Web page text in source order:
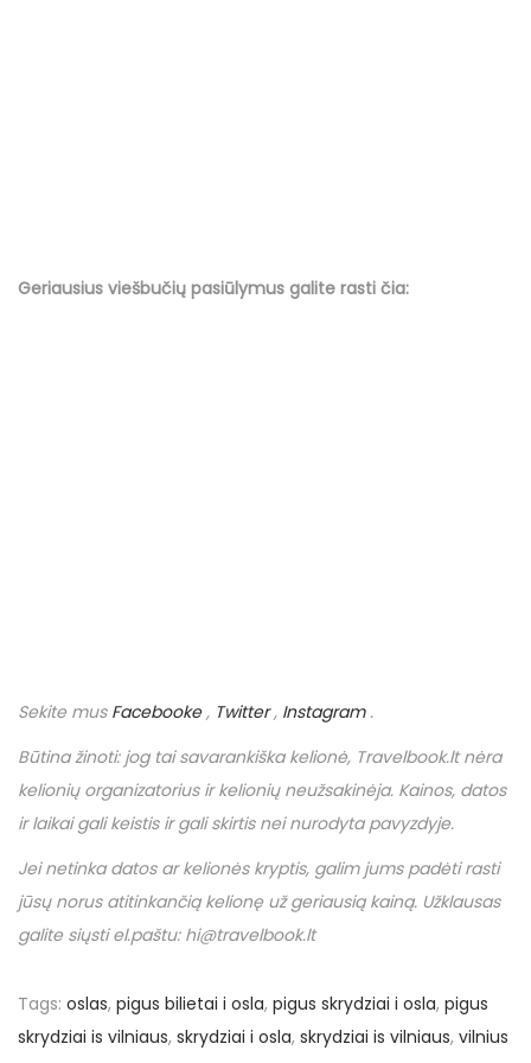
Geriausius viešbučių pasiūlymus galite rasti čia:
Sekite mus Facebooke, Twitter, Instagram.
Būtina žinoti: jog tai savarankiška kelionė, Travelbook.ltnėra
kelionių organizatorius ir kelionių neužsakinėja. Kainos, datos
ir laikai gali keistis ir gali skirtis nei nurodyta pavyzdyje.
Jei netinka datos ar kelionės kryptis, galim jums padėti rasti
jūsų norus atitinkančią kelionę už geriausią kainą. Užklausas
galite siųsti el.paštu: hi@travelbook.lt
Tags: oslas, pigus bilietai i osla, pigus skrydziai i osla, pigus
skrydziai is vilniaus, skrydziai i osla, skrydziai is vilniaus, vilnius